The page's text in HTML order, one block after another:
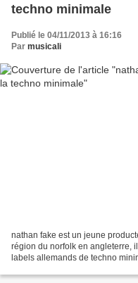
techno minimale
Publié le 04/11/2013 à 16:16
Par musicali
nathan fake est un jeune
région du norfolk en angleterre,
labels allemands de techno